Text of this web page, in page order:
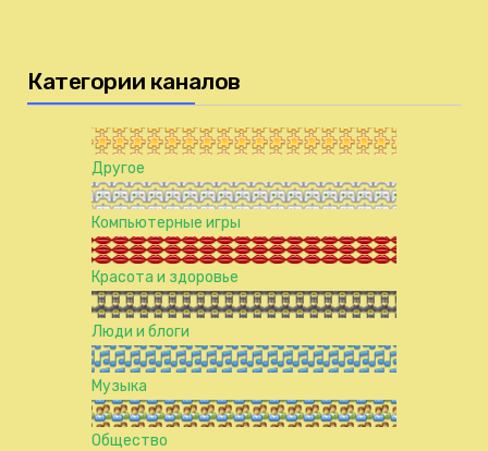
Категории каналов
Другое
Компьютерные игры
Красота и здоровье
Люди и блоги
Музыка
Общество